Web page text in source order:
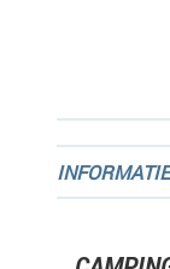
INFORMATIE